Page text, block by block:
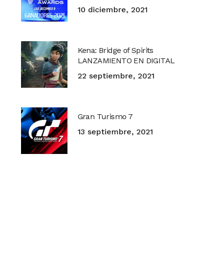
10 diciembre, 2021
Kena: Bridge of Spirits
LANZAMIENTO EN DIGITAL
22 septiembre, 2021
Gran Turismo 7
13 septiembre, 2021